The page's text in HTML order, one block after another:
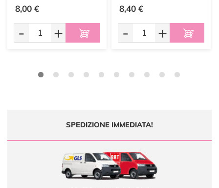
8,00 €
- +
8,40 €
- +
SPEDIZIONE IMMEDIATA!